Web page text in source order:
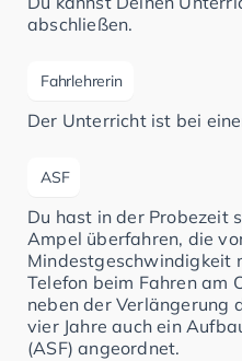
abschließen.
Fahrlehrerin
Der Unterricht ist bei
ASF
Du hast in der Probezeit
Ampel überfahren, die
Mindestgeschwindigkeit
Telefon beim Fahren am
neben der Verlängerung
vier Jahre auch ein
(ASF) angeordnet.